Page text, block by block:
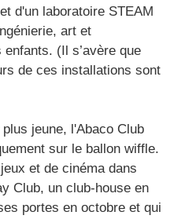
d'un laboratoire STEAM
art et
(Il s’avère que
de ces installations sont
jeune, l'Abaco Club
sur le ballon wiffle.
et de cinéma dans
Club, un club-house en
portes en octobre et qui